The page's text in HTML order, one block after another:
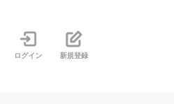
ログイン 新規登録